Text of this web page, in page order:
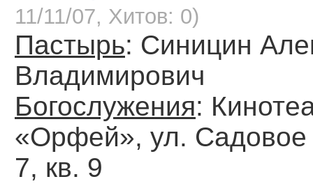
11/11/07, Хитов: 0)
Пастырь: Синицин
Владимирович
Богослужения:
«Орфей», ул. Садовое
7, кв. 9